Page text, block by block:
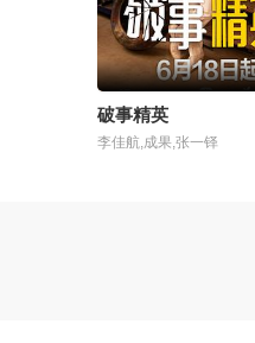
破事精英
李佳航,成果,张一铎